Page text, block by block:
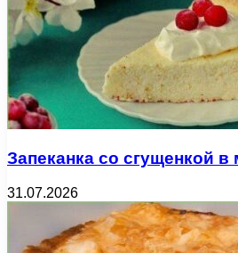
Запеканка со сгущенкой в
31.07.2026